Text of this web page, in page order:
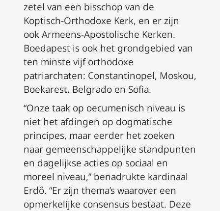
zetel van een bisschop van de
Koptisch-Orthodoxe Kerk, en er zijn
ook Armeens-Apostolische Kerken.
Boedapest is ook het grondgebied van
ten minste vijf orthodoxe
patriarchaten: Constantinopel, Moskou,
Boekarest, Belgrado en Sofia.
“Onze taak op oecumenisch niveau is
niet het afdingen op dogmatische
principes, maar eerder het zoeken
naar gemeenschappelijke standpunten
en dagelijkse acties op sociaal en
moreel niveau,” benadrukte kardinaal
Erdő. “Er zijn thema’s waarover een
opmerkelijke consensus bestaat. Deze